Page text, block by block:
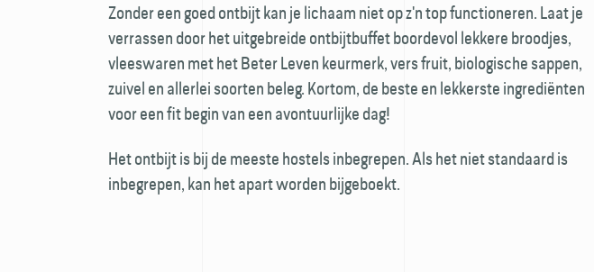
Zonder een goed ontbijt kan je lichaam niet op z'n top functioneren. Laat je
verrassen door het uitgebreide ontbijtbuffet boordevol lekkere broodjes,
vleeswaren met het Beter Leven keur­merk, vers fruit, biologische sappen,
zuivel en allerlei soorten beleg. Kortom, de beste en lekkerste ingrediënten
voor een fit begin van een avontuurlijke dag!
Het ontbijt is bij de meeste hostels inbegrepen. Als het niet standaard is
inbegrepen, kan het apart worden bijgeboekt.